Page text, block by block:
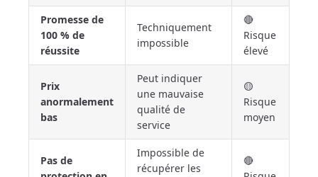
Promesse de
100 % de
réussite
Techniquement
impossible
🔴
Risque
élevé
Prix
anormalement
bas
Peut indiquer
une mauvaise
qualité de
service
🟡
Risque
moyen
Pas de
Impossible de
récupérer les
🔴